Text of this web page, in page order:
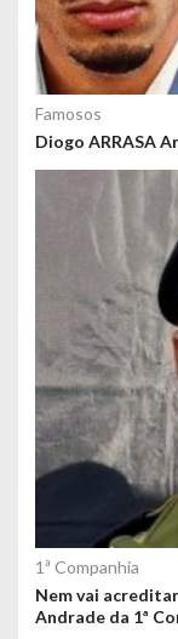
Famosos
Diogo ARRASA
1ª Companhia
Nem vai
Andrade da 1ª